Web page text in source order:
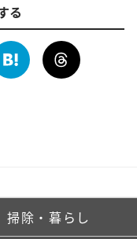
る
掃除・暮らし